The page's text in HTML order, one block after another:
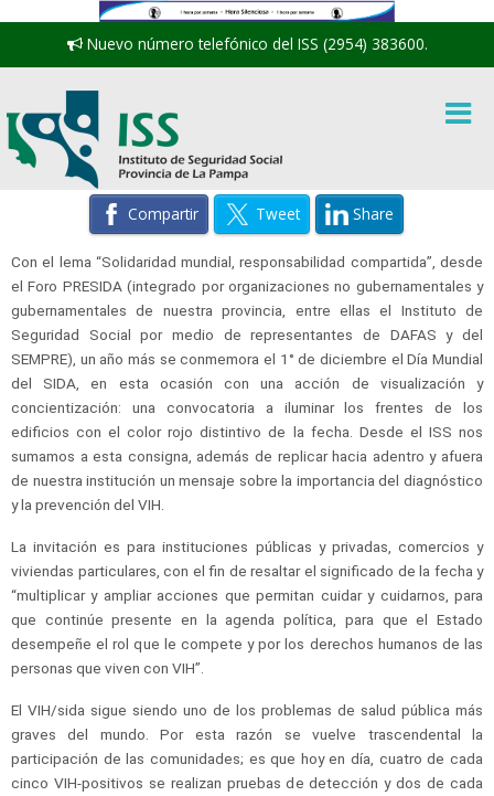
Nuevo número telefónico del ISS (2954) 383600.
Compartir Tweet Share
Con el lema “Solidaridad mundial, responsabilidad compartida”, desde
el Foro PRESIDA (integrado por organizaciones no gubernamentales y
gubernamentales de nuestra provincia, entre ellas el Instituto de
Seguridad Social por medio de representantes de DAFAS y del
SEMPRE), un año más se conmemora el 1° de diciembre el Día Mundial
del SIDA, en esta ocasión con una acción de visualización y
concientización: una convocatoria a iluminar los frentes de los
edificios con el color rojo distintivo de la fecha. Desde el ISS nos
sumamos a esta consigna, además de replicar hacia adentro y afuera
de nuestra institución un mensaje sobre la importancia del diagnóstico
y la prevención del VIH.
La invitación es para instituciones públicas y privadas, comercios y
viviendas particulares, con el fin de resaltar el significado de la fecha y
“multiplicar y ampliar acciones que permitan cuidar y cuidarnos, para
que continúe presente en la agenda política, para que el Estado
desempeñe el rol que le compete y por los derechos humanos de las
personas que viven con VIH”.
El VIH/sida sigue siendo uno de los problemas de salud pública más
graves del mundo. Por esta razón se vuelve trascendental la
participación de las comunidades; es que hoy en día, cuatro de cada
cinco VIH-positivos se realizan pruebas de detección y dos de cada